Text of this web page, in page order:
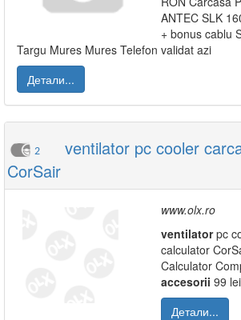
ANTEC SLK
+ bonus cablu
Targu Mures Mures Telefon validat azi
Детали...
2
ventilator pc cooler
CorSair
www.olx.ro
ventilatorpc
calculator
Calculator
accesorii 99
Детали...